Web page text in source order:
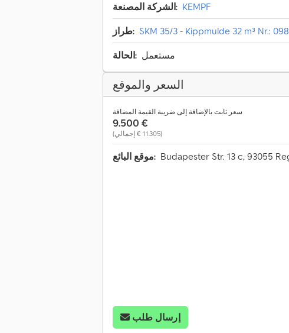
الشركة المصنعة: KEMPF
طراز: SKM 35/3 - Kippmulde 32 m³ Nr.: 098
الحالة: مستعمل
السعر والموقع
سعر ثابت بالإضافة إلى ضريبة القيمة المضافة
‏9.500 €
(‏11.305 € إجمالي)
موقع البائع:
إرسال طلب